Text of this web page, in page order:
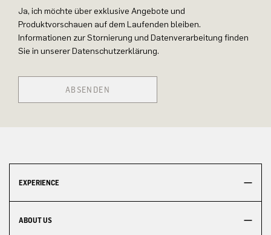
Ja, ich möchte über exklusive Angebote und
Produktvorschauen auf dem Laufenden bleiben.
Informationen zur Stornierung und Datenverarbeitung finden
Sie in unserer Datenschutzerklärung.
ABSENDEN
EXPERIENCE
ABOUT US